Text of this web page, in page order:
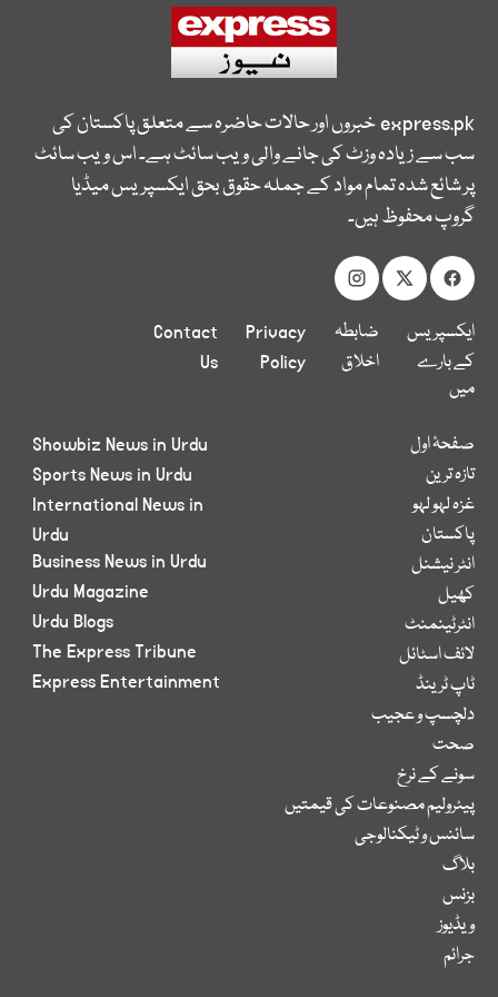
express.pkخبروں اور حالات حاضرہ سے متعلق پاکستان کی
سب سے زیادہ وزٹ کی جانے والی ویب سائٹ ہے۔ اس ویب سائٹ
پر شائع شدہ تمام مواد کے جملہ حقوق بحق ایکسپریس میڈیا
گروپ محفوظ ہیں۔
ایکسپریس
کے بارے
میں
ضابطہ
اخلاق
Privacy
Policy
Contact
Us
صفحۂ اول
تازہ ترین
غزہ لہو لہو
پاکستان
انٹر نیشنل
کھیل
انٹرٹینمنٹ
لائف اسٹائل
ٹاپ ٹرینڈ
دلچسپ و عجیب
صحت
سونے کے نرخ
پیٹرولیم مصنوعات کی قیمتیں
سائنس و ٹیکنالوجی
بلاگ
بزنس
ویڈیوز
جرائم
Showbiz News in Urdu
Sports News in Urdu
International News in
Urdu
Business News in Urdu
Urdu Magazine
Urdu Blogs
The Express Tribune
Express Entertainment